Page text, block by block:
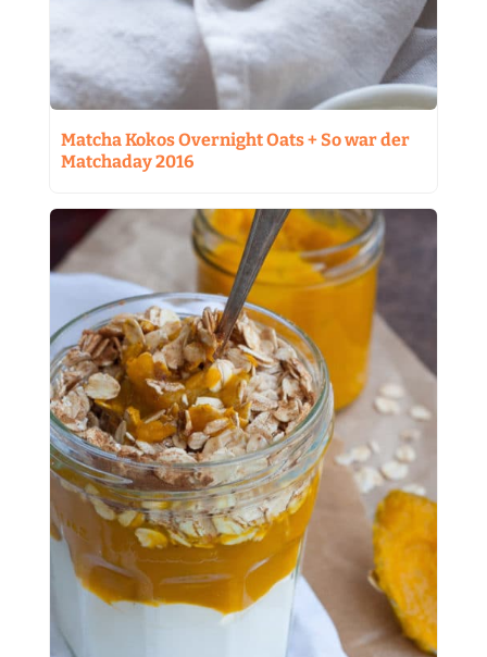
Matcha Kokos Overnight Oats + So war der
Matchaday 2016